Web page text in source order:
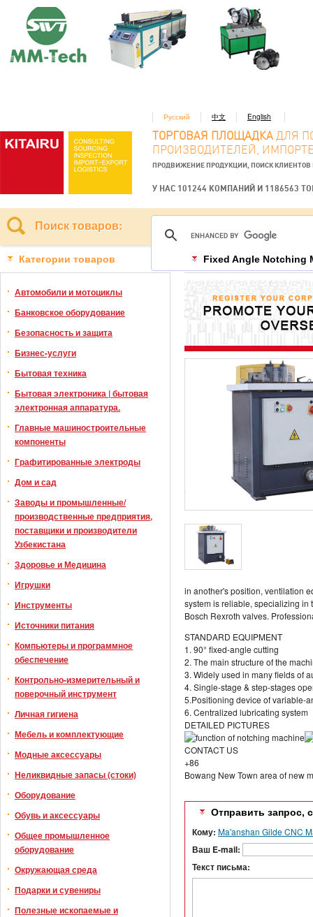
Русский 中文 English
ТОРГОВАЯ ПЛОЩАДКА ДЛЯ
ПРОИЗВОДИТЕЛЕЙ,
ПРОДВИЖЕНИЕ ПРОДУКЦИИ, ПОИСК КЛИЕНТОВ
У НАС 101244 КОМПАНИЙ И 1186563
Поиск товаров:
Категории товаров
Автомобили и мотоциклы
Банковское оборудование
Безопасность и защита
Бизнес-услуги
Бытовая техника
Бытовая электроника | бытовая
электронная аппаратура.
Главные машиностроительные
компоненты
Графитированные электроды
Дом и сад
Заводы и промышленные/
производственные предприятия,
поставщики и производители
Узбекистана
Здоровье и Медицина
Игрушки
Инструменты
Источники питания
Компьютеры и программное
обеспечение
Контрольно-измерительный и
поверочный инструмент
Личная гигиена
Мебель и комплектующие
Модные аксессуары
Неликвидные запасы (стоки)
Оборудование
Обувь и аксессуары
Общее промышленное
оборудование
Окружающая среда
Подарки и сувениры
Полезные ископаемые и
Fixed Angle Notching
in another's position, ventilation
system is reliable, specializing in
Bosch Rexroth valves.
STANDARD EQUIPMENT
1. 90° fixed-angle cutting
2. The main structure of the
3. Widely used in many fields of
4. Single-stage & step-stages
5.Positioning device of variable-
6. Centralized lubricating system
DETAILED PICTURES
CONTACT US
+86
Bowang New Town area of new
Отправить запрос,
Кому: Ma'anshan Gilde CNC
Ваш E-mail:
Текст письма: